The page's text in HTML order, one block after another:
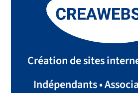
Création de sites
Indépendants •